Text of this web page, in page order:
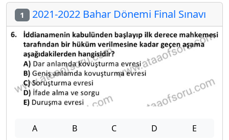
1 2021-2022 Bahar Dönemi Final Sınavı
A B C D E